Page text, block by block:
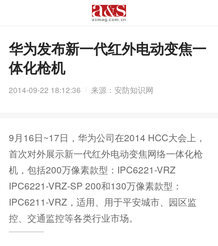
华为发布新一代红外电动变焦一
体化枪机
2014-09-22 18:12:36 来源：安防知识网
9月16日~17日，华为公司在2014 HCC大会上，
首次对外展示新一代红外电动变焦网络一体化枪
机，包括200万像素款型：IPC6221-VRZ
IPC6221-VRZ-SP 200和130万像素款型：
IPC6211-VRZ，适用、用于平安城市、园区监
控、交通监控等各类行业市场。